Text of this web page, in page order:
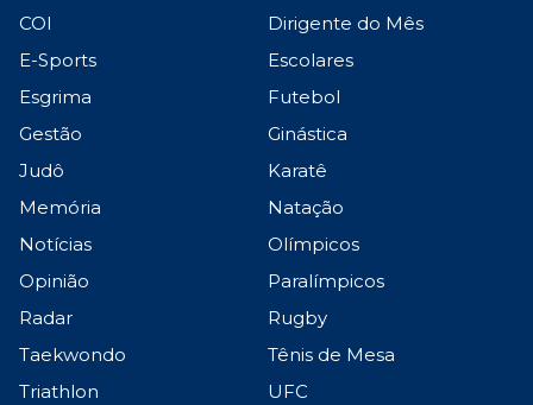
COI
Dirigente do Mês
E-Sports
Escolares
Esgrima
Futebol
Gestão
Ginástica
Judô
Karatê
Memória
Natação
Notícias
Olímpicos
Opinião
Paralímpicos
Radar
Rugby
Taekwondo
Tênis de Mesa
Triathlon
UFC